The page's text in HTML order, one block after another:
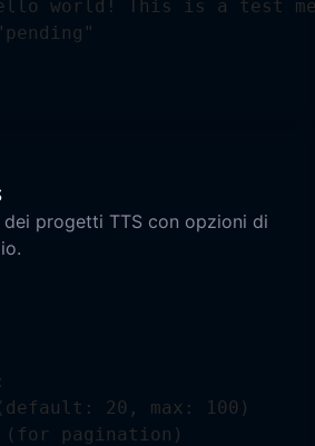
world! This is a test
dei progetti TTS con opzioni di
20, max: 100)
pagination)